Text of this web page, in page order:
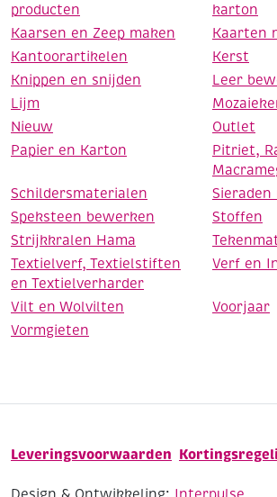
producten
karton
Kaarsen en Zeep maken
Kaarten
Kantoorartikelen
Kerst
Knippen en snijden
Leer
Lijm
Nieuw
Outlet
Papier en Karton
Pitriet,
Schildersmaterialen
Sieraden
Speksteen bewerken
Stoffen
Strijkkralen Hama
Textielverf, Textielstiften
en Textielverharder
Verf en
Vilt en Wolvilten
Voorjaar
Vormgieten
Leveringsvoorwaarden